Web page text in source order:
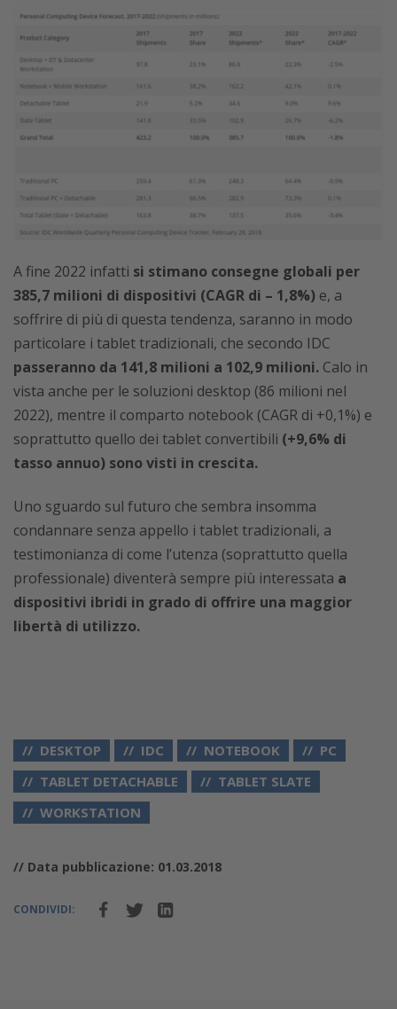
A fine 2022 infatti si stimano consegne globali per
385,7 milioni di dispositivi (CAGR di – 1,8%) e, a
soffrire di più di questa tendenza, saranno in modo
particolare i tablet tradizionali, che secondo IDC
passeranno da 141,8 milioni a 102,9 milioni. Calo in
vista anche per le soluzioni desktop (86 milioni nel
2022), mentre il comparto notebook (CAGR di +0,1%) e
soprattutto quello dei tablet convertibili (+9,6% di
tasso annuo) sono visti in crescita.
Uno sguardo sul futuro che sembra insomma
condannare senza appello i tablet tradizionali, a
testimonianza di come l’utenza (soprattutto quella
professionale) diventerà sempre più interessata a
dispositivi ibridi in grado di offrire una maggior
libertà di utilizzo.
DESKTOP IDC NOTEBOOK
PC
TABLET DETACHABLE
TABLET SLATE
WORKSTATION
// Data pubblicazione: 01.03.2018
CONDIVIDI: